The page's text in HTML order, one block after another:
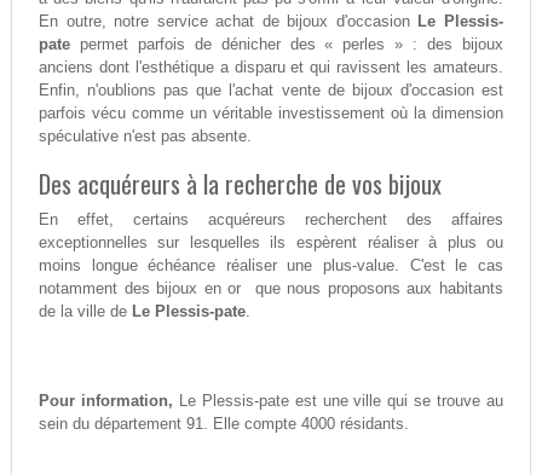
En outre, notre service achat de bijoux d'occasion Le Plessis-
patepermet parfois de dénicher des « perles » : des bijoux
anciens dont l'esthétique a disparu et qui ravissent les amateurs.
Enfin, n'oublions pas que l'achat vente de bijoux d'occasion est
parfois vécu comme un véritable investissement où la dimension
spéculative n'est pas absente.
Des acquéreurs à la recherche de vos bijoux
En effet, certains acquéreurs recherchent des affaires
exceptionnelles sur lesquelles ils espèrent réaliser à plus ou
moins longue échéance réaliser une plus-value. C'est le cas
notamment des bijoux en or que nous proposons aux habitants
de la ville de Le Plessis-pate.
Pour information, Le Plessis-pate est une ville qui se trouve au
sein du département 91. Elle compte 4000 résidants.